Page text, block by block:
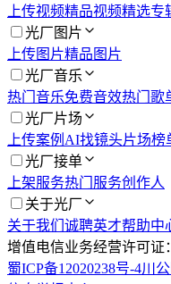
上传视频精品视频精选专
光厂图片
上传图片精品图片
光厂音乐
热门音乐免费音效热门歌
光厂片场
上传案例 AI找镜头片场榜
光厂接单
上架服务热门服务创作人
关于光厂
关于我们 诚聘英才帮助中
增值电信业务经营许可证
蜀ICP备12020238号-4川